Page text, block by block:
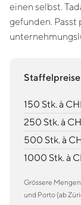
einen selbst.
gefunden.
150 Stk. à
250 Stk. à
500 Stk. à
1000 Stk. à
Grössere Mengen
und Porto (ab